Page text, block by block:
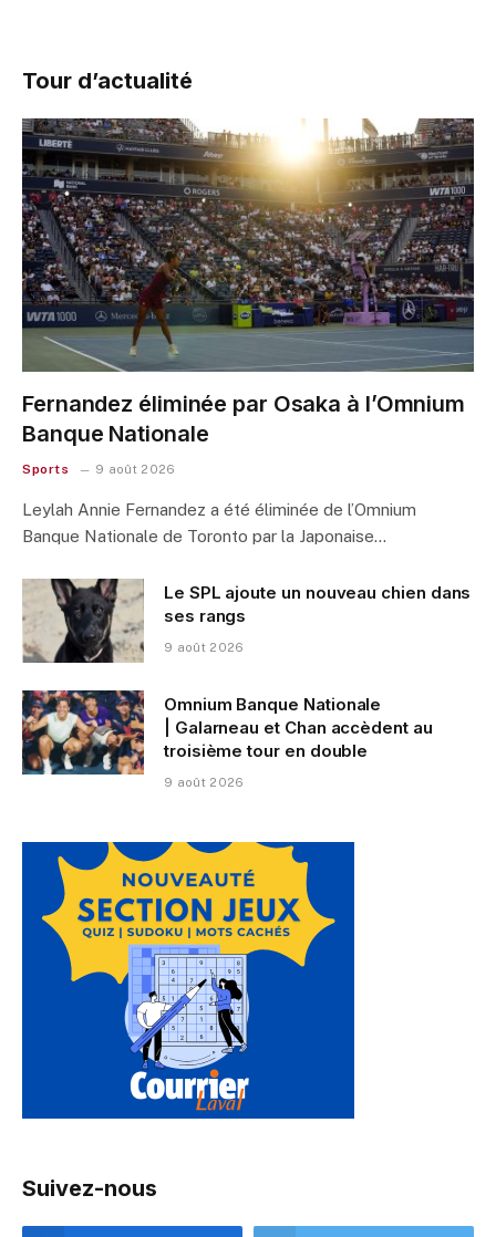
Tour d’actualité
Fernandez éliminée par Osaka à l’Omnium
Banque Nationale
Sports 9 août 2026
Leylah Annie Fernandez a été éliminée de l’Omnium
Banque Nationale de Toronto par la Japonaise…
Le SPL ajoute un nouveau chien dans
ses rangs
9 août 2026
Omnium Banque Nationale
| Galarneau et Chan accèdent au
troisième tour en double
9 août 2026
Suivez-nous